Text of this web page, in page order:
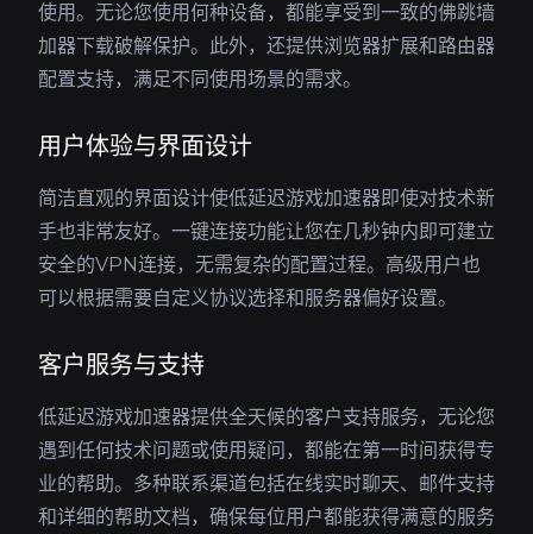
使用。无论您使用何种设备，都能享受到一致的佛跳墙
加器下载破解保护。此外，还提供浏览器扩展和路由器
配置支持，满足不同使用场景的需求。
用户体验与界面设计
简洁直观的界面设计使低延迟游戏加速器即使对技术新
手也非常友好。一键连接功能让您在几秒钟内即可建立
安全的VPN连接，无需复杂的配置过程。高级用户也
可以根据需要自定义协议选择和服务器偏好设置。
客户服务与支持
低延迟游戏加速器提供全天候的客户支持服务，无论您
遇到任何技术问题或使用疑问，都能在第一时间获得专
业的帮助。多种联系渠道包括在线实时聊天、邮件支持
和详细的帮助文档，确保每位用户都能获得满意的服务